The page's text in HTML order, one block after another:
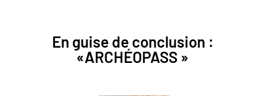
En guise de conclusion :
«ARCHÉOPASS »